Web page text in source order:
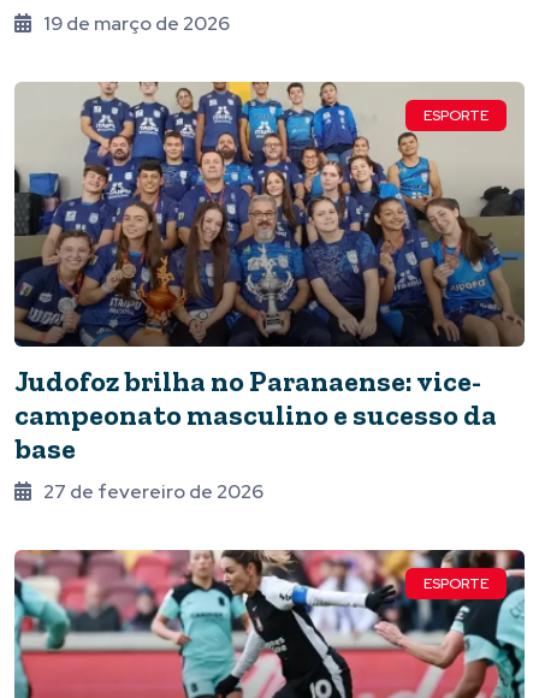
19 de março de 2026
ESPORTE
Judofoz brilha no Paranaense: vice-
campeonato masculino e sucesso da
base
27 de fevereiro de 2026
ESPORTE